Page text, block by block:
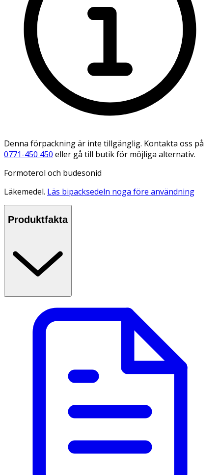
Denna förpackning är inte tillgänglig. Kontakta oss på
0771-450 450 eller gå till butik för möjliga alternativ.
Formoterol och budesonid
Läkemedel. Läs bipacksedeln noga före användning
Produktfakta